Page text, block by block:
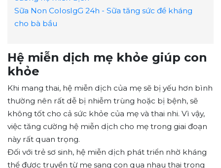
Sữa Non ColosIgG 24h - Sữa tăng sức đề kháng
cho bà bầu
Hệ miễn dịch mẹ khỏe giúp con
khỏe
Khi mang thai, hệ miễn dịch của mẹ sẽ bị yếu hơn bình
thường nên rất dễ bị nhiễm trùng hoặc bị bệnh, sẽ
không tốt cho cả sức khỏe của mẹ và thai nhi. Vì vậy,
việc tăng cường hệ miễn dịch cho mẹ trong giai đoạn
này rất quan trọng.
Đối với trẻ sơ sinh, hệ miễn dịch phát triển nhờ kháng
thể được truyền từ mẹ sang con qua nhau thai trong